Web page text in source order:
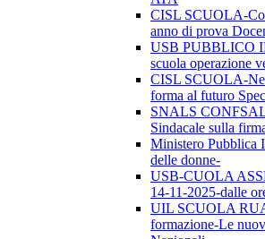
CISL SCUOLA-
anno di prova
USB PUBBLICO
scuola operazione
CISL SCUOLA-
forma al futuro
SNALS
Sindacale sulla
Ministero Pubblica
delle donne-
USB-CUOLA
14-11-2025-dalle
UIL SCUOLA
formazione-Le